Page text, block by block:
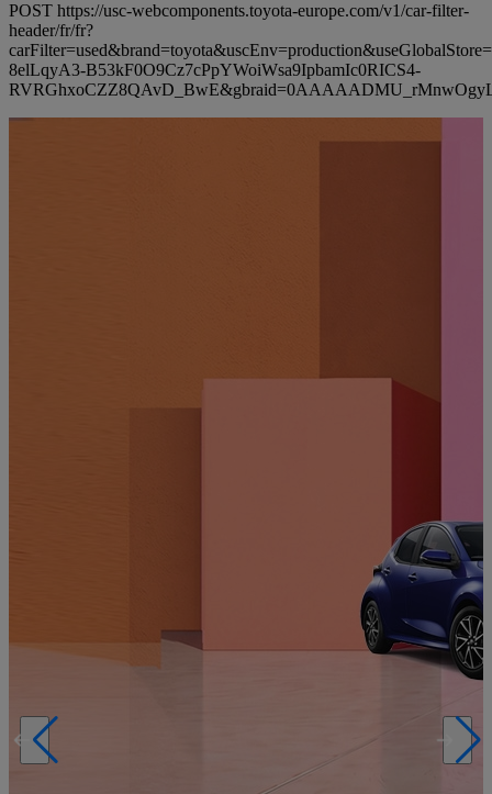
POST https://usc-webcomponents.toyota-europe.com/v1/car-filter-
header/fr/fr?
8elLqyA3-B53kF0O9Cz7cPpYWoiWsa9IpbamIc0RICS4-